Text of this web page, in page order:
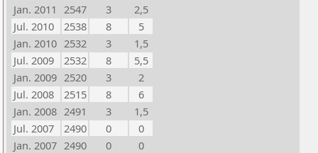
Jan. 2011 2547 3
2,5
Jul. 2010
2538 8
5
Jan. 2010 2532 3
1,5
Jul. 2009
2532 8
5,5
Jan. 2009 2520 3
2
Jul. 2008
2515 8
6
Jan. 2008 2491 3
1,5
Jul. 2007
2490 0
0
Jan. 2007 2490 0
0